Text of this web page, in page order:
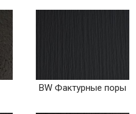
BW Фактурные поры